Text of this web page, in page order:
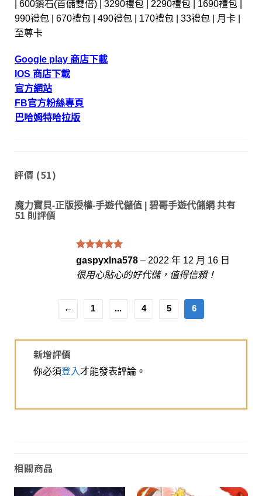
| 600鑽石(首儲雙倍) | 3290禮包 | 2290禮包 | 1690禮包 |
990禮包 | 670禮包 | 490禮包 | 170禮包 | 33禮包 | 月卡 |
至尊卡
Google play 商店下載
IOS 商店下載
官方網站
FB官方粉絲專頁
巴哈姆特哈拉版
評價 (51)
魔力寶貝-正版授權-手遊代儲值 | 碧哥手遊代儲網 共有
51 則評價
評分5滿
分 5
gaspyxlna578 – 2022 年 12 月 16 日
很用心貼心的好代儲，值得信賴！
← 1 ... 4 5 6
新增評價
你必須登入才能發表評論。
相關商品